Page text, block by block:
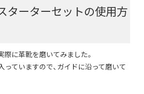
ターターセットの使用方
際に革靴を磨いてみました。
っていますので、ガイドに沿って磨いて